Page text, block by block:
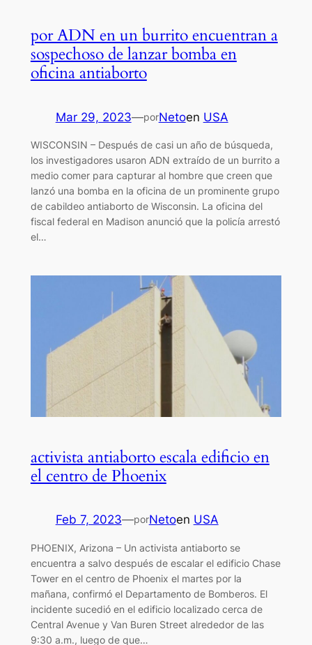
por ADN en un burrito encuentran a
sospechoso de lanzar bomba en
oficina antiaborto
Mar 29, 2023—porNetoen USA
WISCONSIN – Después de casi un año de búsqueda,
los investigadores usaron ADN extraído de un burrito a
medio comer para capturar al hombre que creen que
lanzó una bomba en la oficina de un prominente grupo
de cabildeo antiaborto de Wisconsin. La oficina del
fiscal federal en Madison anunció que la policía arrestó
el…
activista antiaborto escala edificio en
el centro de Phoenix
Feb 7, 2023—porNetoen USA
PHOENIX, Arizona – Un activista antiaborto se
encuentra a salvo después de escalar el edificio Chase
Tower en el centro de Phoenix el martes por la
mañana, confirmó el Departamento de Bomberos. El
incidente sucedió en el edificio localizado cerca de
Central Avenue y Van Buren Street alrededor de las
9:30 a.m., luego de que…